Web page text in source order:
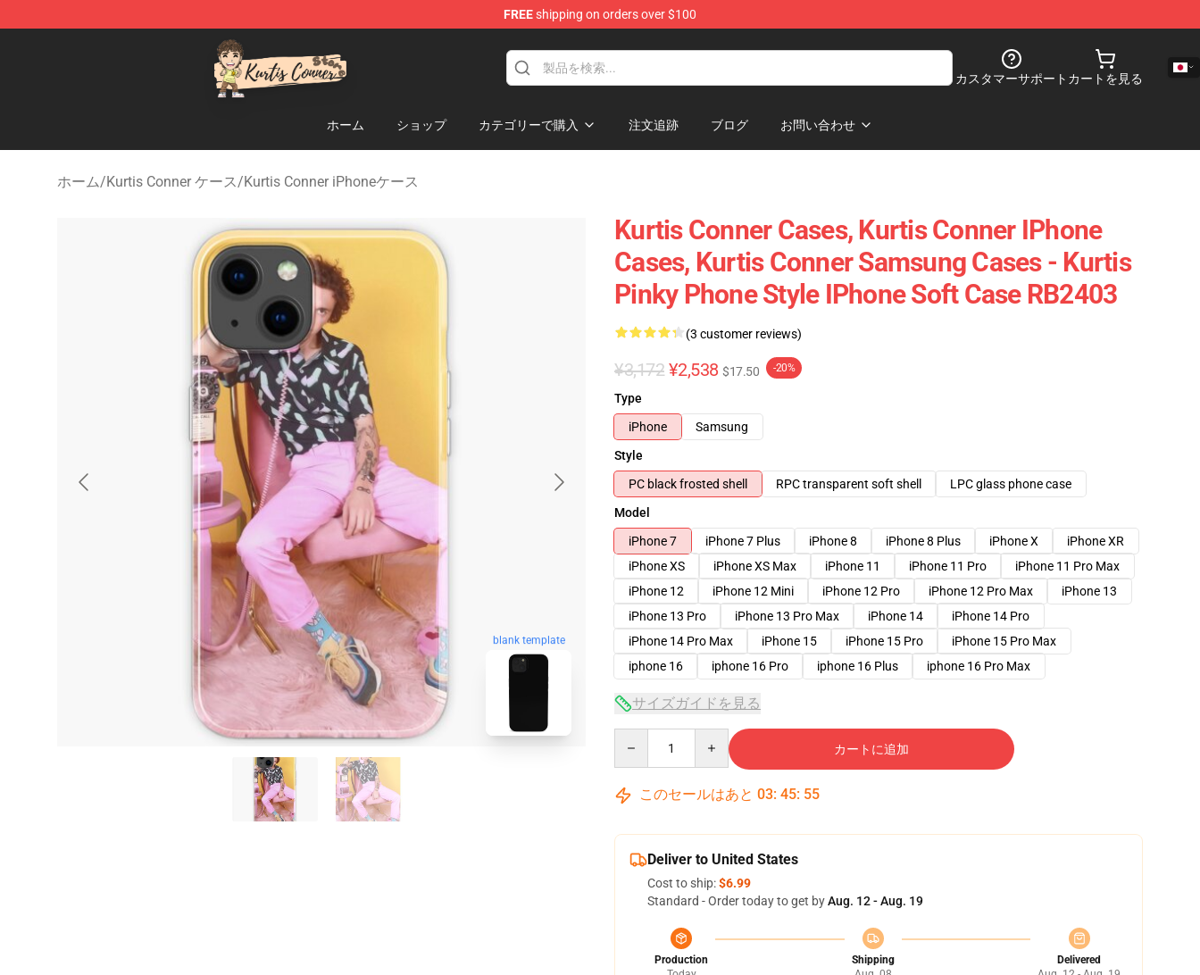
FREEshipping on orders over $100
Kurtis Conner Store - Official Kurtis Conner Merchandise Shop
カスタマーサポート カートを見る
ホーム ショップ カテゴリーで購入 注文追跡 ブログ お問い合わせ
ホーム/Kurtis Conner ケース/Kurtis Conner iPhoneケース
blank template
Kurtis Conner Cases, Kurtis Conner IPhone
Cases, Kurtis Conner Samsung Cases - Kurtis
Pinky Phone Style IPhone Soft Case RB2403
(3 customer reviews)
¥3,172 ¥2,538 $17.50 -20%
Type
iPhone
Samsung
Style
PC black frosted shell
RPC transparent soft shell
LPC glass phone case
Model
iPhone 7
iPhone 7 Plus iPhone 8 iPhone 8 Plus iPhone X
iPhone XR
iPhone XS
iPhone XS Max iPhone 11 iPhone 11 Pro
iPhone 11 Pro Max
iPhone 12
iPhone 12 Mini iPhone 12 Pro iPhone 12 Pro Max
iPhone 13
iPhone 13 Pro
iPhone 13 Pro Max iPhone 14
iPhone 14 Pro
iPhone 14 Pro Max
iPhone 15 iPhone 15 Pro
iPhone 15 Pro Max
iphone 16
iphone 16 Pro iphone 16 Plus iphone 16 Pro Max
サイズガイドを見る
カートに追加
このセールはあと 03: 45: 54
Deliver to United States
Cost to ship:$6.99
Standard - Order today to get byAug. 12 - Aug. 19
Production
Shipping
Delivered